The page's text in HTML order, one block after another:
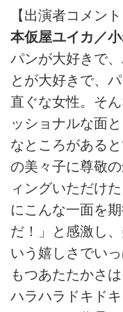
【出演者コメント
本仮屋ユイカ／
パンが大好きで
とが大好きで、
直ぐな女性。そ
ッショナルな面
なところがある
の美々子に尊敬
ィングいただけ
にこんな一面を
だ！」と感激し
いう嬉しさでい
もつあたたかさ
ハラハラドキド